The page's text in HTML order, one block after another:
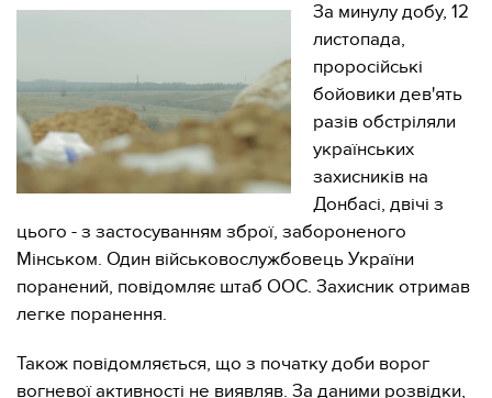
За минулу добу, 12
листопада,
проросійські
бойовики дев'ять
разів обстріляли
українських
захисників на
Донбасі, двічі з
цього - з застосуванням зброї, забороненого
Мінськом. Один військовослужбовець України
поранений, повідомляє штаб ООС. Захисник отримав
легке поранення.
Також повідомляється, що з початку доби ворог
вогневої активності не виявляв. За даними розвідки,